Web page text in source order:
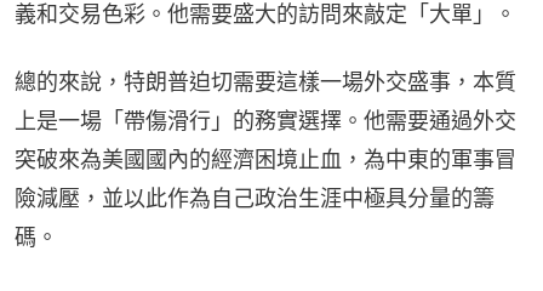
義和交易色彩。他需要盛大的訪問來敲定「大單」。
總的來說，特朗普迫切需要這樣一場外交盛事，本質
上是一場「帶傷滑行」的務實選擇。他需要通過外交
突破來為美國國內的經濟困境止血，為中東的軍事冒
險減壓，並以此作為自己政治生涯中極具分量的籌
碼。